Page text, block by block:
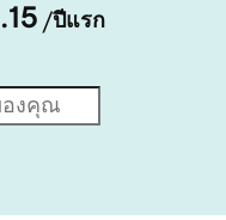
/ปีแรก